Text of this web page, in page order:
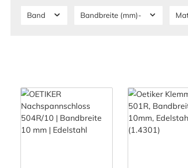
Band Bandbreite (mm)-